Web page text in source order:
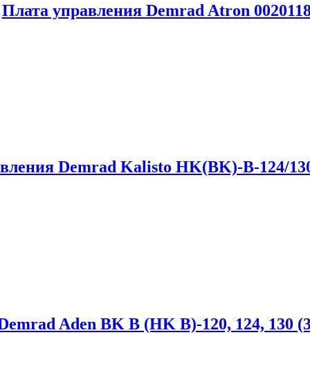
Плата управления Demrad Atron
Demrad Kalisto HK(BK)-B-124/
Aden BK B (HK B)-120, 124, 130